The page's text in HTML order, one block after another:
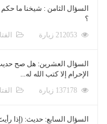
السؤال الثامن : شيخنا ما
؟
السؤال العشرين: هل صح حديث
الإحرام إلا كتب الله له...
السؤال السابع: حديث: (إذا